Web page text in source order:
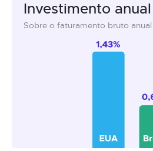
Investimento
Sobre o faturamento bruto